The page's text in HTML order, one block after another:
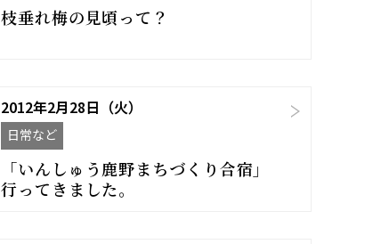
枝垂れ梅の見頃って？
2012年2月28日（火）
日常など
「いんしゅう鹿野まちづくり合宿」
行ってきました。